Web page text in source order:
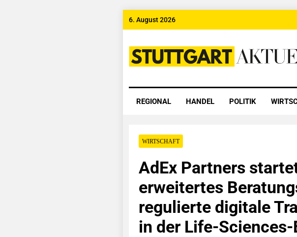
Skip
6. August 2026
Stuttgart Aktuell
REGIONAL HANDEL POLITIK
WIRTSCHAFT
AdEx Partners
erweitertes
regulierte digitale
in der Life-